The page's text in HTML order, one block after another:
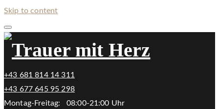
Skip to content
+43 681 814 14 311
+43 677 645 95 298
Montag-Freitag: 08:00-21:00 Uhr